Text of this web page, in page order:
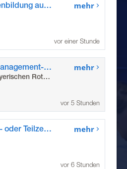
Kursleitung im Bereich Familienbildung auf geringfügiger Beschäftigung (m/w/d) für den Standort Öhringen mehr
vor einer Stunde
Pflegefachkraft als Qualitätsmanagement-Beauftragte*r (m/w/d)
Sozialservice-Gesellschaft des Bayerischen Roten Kreuzes GmbH
mehr
vor 5 Stunden
Pflegefachkraft (m/w/d) in Voll- oder Teilzeit, Minijob mehr
vor 6 Stunden